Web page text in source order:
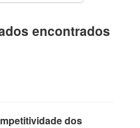
encontrados
dos